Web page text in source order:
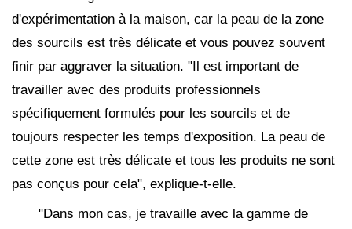
d'expérimentation à la maison, car la peau de la zone
des sourcils est très délicate et vous pouvez souvent
finir par aggraver la situation. "Il est important de
travailler avec des produits professionnels
spécifiquement formulés pour les sourcils et de
toujours respecter les temps d'exposition. La peau de
cette zone est très délicate et tous les produits ne sont
pas conçus pour cela", explique-t-elle.
"Dans mon cas, je travaille avec la gamme de